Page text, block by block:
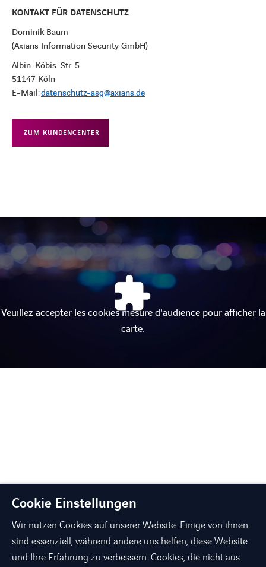
KONTAKT FÜR DATENSCHUTZ
Dominik Baum
(Axians Information Security GmbH)
Albin-Köbis-Str. 5
51147 Köln
E-Mail:datenschutz-asg@axians.de
ZUM KUNDENCENTER
Veuillez accepter les cookies mesure d'audience pour afficher la
carte.
Cookie Einstellungen
Wir nutzen Cookies auf unserer Website. Einige von ihnen
sind essenziell, während andere uns helfen, diese Website
und Ihre Erfahrung zu verbessern. Cookies, die nicht aus